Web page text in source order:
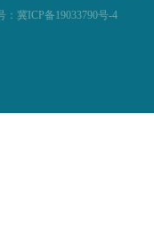
冀ICP备19033790号-4